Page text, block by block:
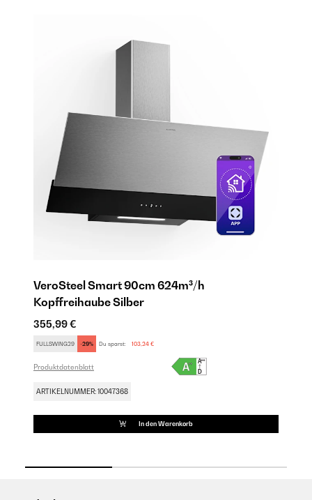
VeroSteel Smart 90cm 624m³/h
Kopffreihaube Silber
355,99 €
FULLSWING29 -29% Du sparst: 103,24 €
Produktdatenblatt
ARTIKELNUMMER: 10047368
In den Warenkorb